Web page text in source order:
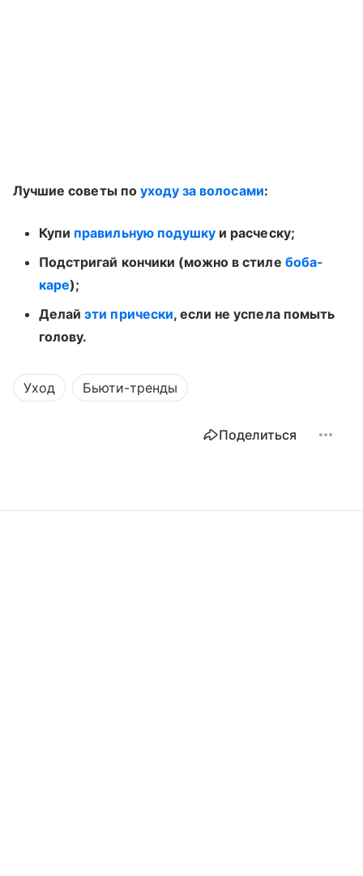
Лучшие советы по уходу за волосами:
Купи правильную подушку и расческу;
Подстригай кончики (можно в стиле боба-
каре);
Делайэти прически, если не успела помыть
голову.
Уход Бьюти-тренды
Поделиться